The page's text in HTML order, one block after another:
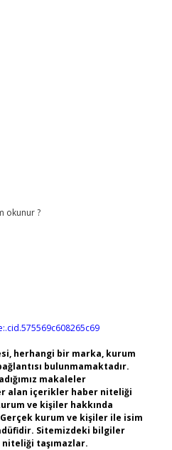
okunur ?
herhangi bir marka, kurum
bulunmamaktadır.
makaleler
alan içerikler haber niteliği
ve kişiler hakkında
kurum ve kişiler ile isim
Sitemizdeki bilgiler
taşımazlar.